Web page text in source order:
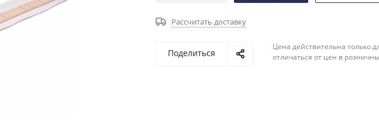
Рассчитать доставку
Поделиться
Цена действительна только
отличаться от цен в